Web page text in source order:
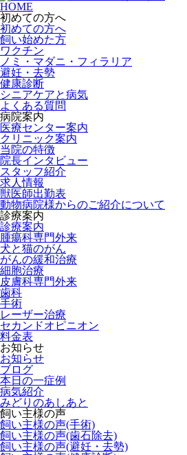
HOME
初めての方へ
初めての方へ
飼い始めた方
ワクチン
ノミ・マダニ・フィラリア
避妊・去勢
健康診断
シニアケアと病気
よくある質問
病院案内
医療センター案内
クリニック案内
当院の特徴
院長インタビュー
スタッフ紹介
求人情報
獣医師出勤表
動物病院様からのご紹介について
診療案内
診療案内
腫瘍科専門外来
犬と猫のがん
がんの緩和治療
細胞治療
皮膚科専門外来
歯科
手術
レーザー治療
セカンドオピニオン
料金表
お知らせ
お知らせ
ブログ
本日の一症例
病気紹介
みどりのあしあと
飼い主様の声
飼い主様の声(手術)
飼い主様の声(歯石除去)
飼い主様の声(避妊・去勢)